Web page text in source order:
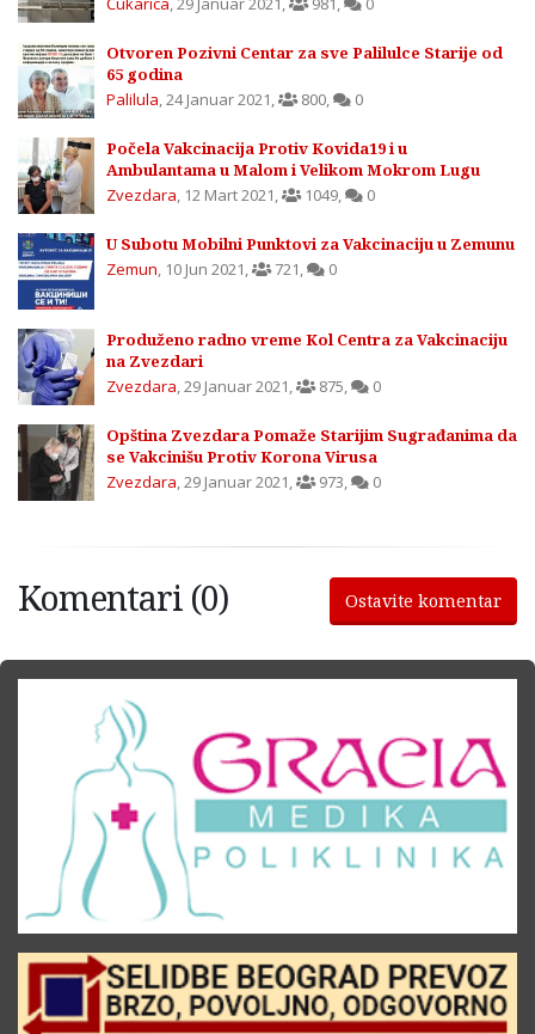
Otvoren Pozivni Centar za sve Palilulce Starije od
65 godina
Palilula,24 Januar 2021, 800, 0
Počela Vakcinacija Protiv Kovida19 i u
Ambulantama u Malom i Velikom Mokrom Lugu
Zvezdara, 12 Mart 2021, 1049, 0
U Subotu Mobilni Punktovi za Vakcinaciju u Zemunu
Zemun, 10 Jun 2021, 721, 0
Produženo radno vreme Kol Centra za Vakcinaciju
na Zvezdari
Zvezdara,29 Januar 2021, 875, 0
Opština Zvezdara Pomaže Starijim Sugrađanima da
se Vakcinišu Protiv Korona Virusa
Zvezdara,29 Januar 2021, 973, 0
Komentari (0) Ostavite komentar